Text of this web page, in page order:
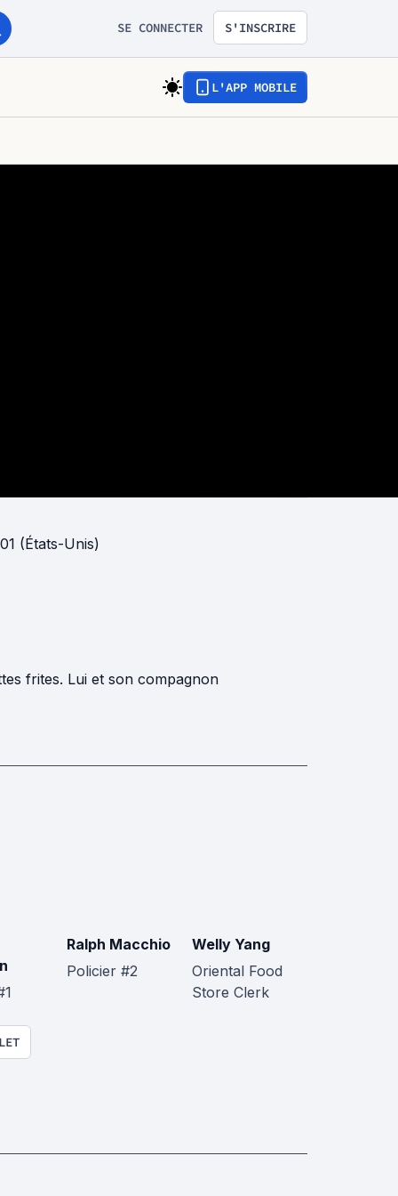
SE CONNECTER S'INSCRIRE
L'APP MOBILE
(États-Unis)
frites. Lui et son compagnon
Ralph Macchio
Policier #2
Welly Yang
Oriental Food
Store Clerk